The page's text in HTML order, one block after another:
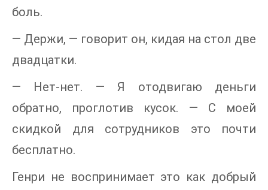
боль.
— Держи, — говорит он, кидая на стол две
двадцатки.
— Нет-нет. — Я отодвигаю деньги
обратно, проглотив кусок. — С моей
скидкой для сотрудников это почти
бесплатно.
Генри не воспринимает это как добрый